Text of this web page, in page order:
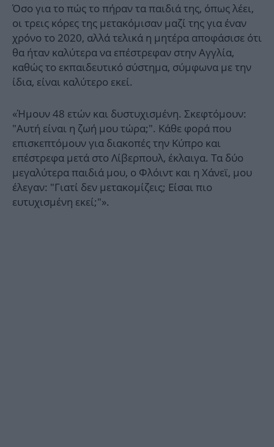
Όσο για το πώς το πήραν τα παιδιά της, όπως λέει,
οι τρεις κόρες της μετακόμισαν μαζί της για έναν
χρόνο το 2020, αλλά τελικά η μητέρα αποφάσισε ότι
θα ήταν καλύτερα να επέστρεφαν στην Αγγλία,
καθώς το εκπαιδευτικό σύστημα, σύμφωνα με την
ίδια, είναι καλύτερο εκεί.
«Ήμουν 48 ετών και δυστυχισμένη. Σκεφτόμουν:
"Αυτή είναι η ζωή μου τώρα;". Κάθε φορά που
επισκεπτόμουν για διακοπές την Κύπρο και
επέστρεφα μετά στο Λίβερπουλ, έκλαιγα. Τα δύο
μεγαλύτερα παιδιά μου, ο Φλόιντ και η Χάνεϊ, μου
έλεγαν: "Γιατί δεν μετακομίζεις; Είσαι πιο
ευτυχισμένη εκεί;"».